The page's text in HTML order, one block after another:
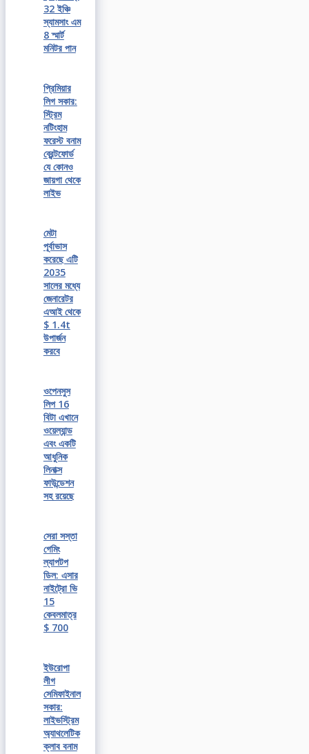
32 ইঞ্চি
স্যামসাং এম
8 স্মার্ট
মনিটর পান
প্রিমিয়ার
লিগ সকার:
স্ট্রিম
নটিংহাম
ফরেস্ট বনাম
ব্রেন্টফোর্ড
যে কোনও
জায়গা থেকে
লাইভ
মেটা
পূর্বাভাস
করেছে এটি
2035
সালের মধ্যে
জেনারেটর
এআই থেকে
$ 1.4t
উপার্জন
করবে
ওপেনসুস
লিপ 16
বিটা এখানে
ওয়েল্যান্ড
এবং একটি
আধুনিক
লিনাক্স
ফাউন্ডেশন
সহ রয়েছে
সেরা সস্তা
গেমিং
ল্যাপটপ
ডিল: এসার
নাইট্রো ভি
15
কেবলমাত্র
$ 700
ইউরোপা
লীগ
সেমিফাইনাল
সকার:
লাইভস্ট্রিম
অ্যাথলেটিক
ক্লাব বনাম